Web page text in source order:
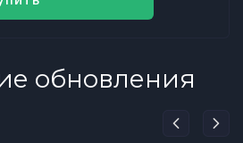
обновления